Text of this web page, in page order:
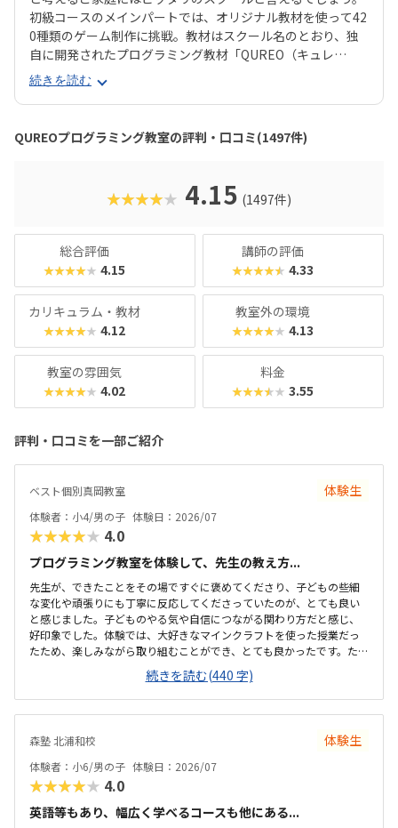
初級コースのメインパートでは、オリジナル教材を使って42
0種類のゲーム制作に挑戦。教材はスクール名のとおり、独
自に開発されたプログラミング教材「QUREO（キュレ
オ）」です。スマホゲームのような感覚でサクサク進められ
るのに、本格的な内容が学べるのが魅力。子どもにとっても
「やらされている感」がないので、楽しくゲームをクリアし
ていくようなペースでどんどん学習を進めていけます。教材
のデザイン性も高く、実際にスマホゲーム開発で使用されて
クに慣れている今の子どもでも、「安っぽい」「子どもっぽ
い」と思わず勉強に取り組めるでしょう。学習結果は通信簿
続きを読む
QUREOプログラミング教室の評判・口コミ(1497件)
★★★★★ 4.15 (1497件)
総合評価
★★★★★ 4.15
講師の評価
★★★★★ 4.33
カリキュラム・教材
★★★★★ 4.12
教室外の環境
★★★★★ 4.13
教室の雰囲気
★★★★★ 4.02
料金
★★★★★ 3.55
評判・口コミを一部ご紹介
ベスト個別真岡教室 体験生
体験者：小4/男の子 体験日：2026/07
★★★★★ 4.0
プログラミング教室を体験して、先生の教え方...
先生が、できたことをその場ですぐに褒めてくださり、子どもの些細
な変化や頑張りにも丁寧に反応してくださっていたのが、とても良い
と感じました。子どものやる気や自信につながる関わり方だと感じ、
好印象でした。体験では、大好きなマインクラフトを使った授業だっ
たため、楽しみながら取り組むことができ、とても良かったです。た
だ、今後もずっとマインクラフトを使った内容ではないと伺ったの
で、その後も興味を持って取り組めるかどうかは少し気になる点でし
た。教室は自宅から15分ほどの距離にあり、通いやすいと感じまし
た。また、駐車場もあるため、送り迎えもしやすく、安心して通わせ
ているわけではありませんが、壁などで視線が分散しにくい工夫がさ
れており、集中しやすい雰囲気だと感じました。月4回（1回50分）で
約12,000円という料金は、我が家にとってはや...
続きを読む(440 字)
森塾 北浦和校 体験生
体験者：小6/男の子 体験日：2026/07
★★★★★ 4.0
英語等もあり、幅広く学べるコースも他にある...